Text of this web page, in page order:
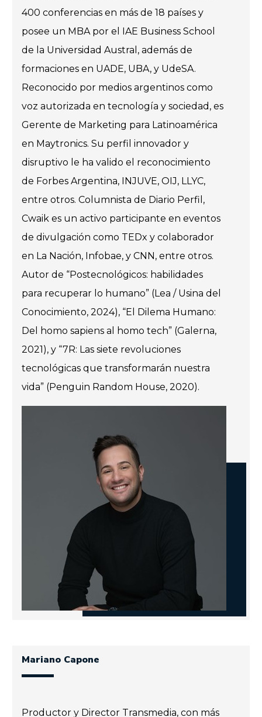
400 conferencias en más de 18 países y
posee un MBA por el IAE Business School
de la Universidad Austral, además de
formaciones en UADE, UBA, y UdeSA.
Reconocido por medios argentinos como
voz autorizada en tecnología y sociedad, es
Gerente de Marketing para Latinoamérica
en Maytronics. Su perfil innovador y
disruptivo le ha valido el reconocimiento
de Forbes Argentina, INJUVE, OIJ, LLYC,
entre otros. Columnista de Diario Perfil,
Cwaik es un activo participante en eventos
de divulgación como TEDx y colaborador
en La Nación, Infobae, y CNN, entre otros.
Autor de “Postecnológicos: habilidades
para recuperar lo humano” (Lea / Usina del
Conocimiento, 2024), “El Dilema Humano:
Del homo sapiens al homo tech” (Galerna,
2021), y “7R: Las siete revoluciones
tecnológicas que transformarán nuestra
vida” (Penguin Random House, 2020).
Mariano Capone
Productor y Director Transmedia, con más